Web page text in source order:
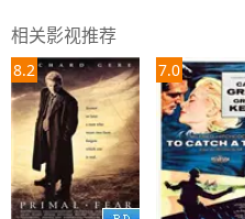
相关影视推荐
8.2 7.0